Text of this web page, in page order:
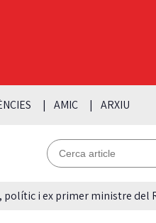
AMIC ARXIU
i ex primer ministre del